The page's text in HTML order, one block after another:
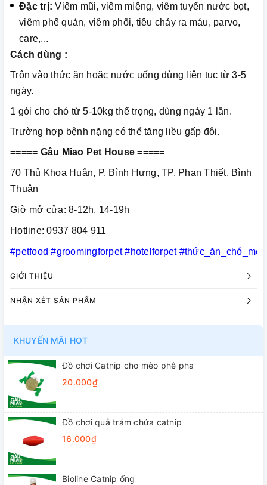
Đặc trị:Viêm mũi, viêm miệng, viêm tuyến nước bọt,
viêm phế quản, viêm phổi, tiêu chảy ra máu, parvo,
care,...
Cách dùng :
Trộn vào thức ăn hoặc nước uống dùng liên tục từ 3-5
ngày.
1 gói cho chó từ 5-10kg thể trọng, dùng ngày 1 lần.
Trường hợp bệnh nặng có thể tăng liều gấp đôi.
===== Gâu Miao Pet House =====
70 Thủ Khoa Huân, P. Bình Hưng, TP. Phan Thiết, Bình
Thuận
Giờ mở cửa: 8-12h, 14-19h
Hotline: 0937 804 911
#petfood #groomingforpet #hotelforpet #thức_ăn_chó_mèo
GIỚI THIỆU
NHẬN XÉT SẢN PHẨM
KHUYẾN MÃI HOT
Đồ chơi Catnip cho mèo phê pha
20.000₫
Đồ chơi quả trám chứa catnip
16.000₫
Bioline Catnip ống